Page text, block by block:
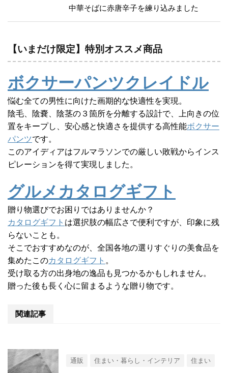
中華そばに赤唐辛子を練り込みました
【いまだけ限定】特別オススメ商品
ボクサーパンツクレイドル
悩む全ての男性に向けた画期的な快適性を実現。
陰毛、陰嚢、陰茎の３箇所を分離する設計で、上向きの位
置をキープし、安心感と快適さを提供する高性能ボクサー
パンツです。
このアイディアはフルマラソンでの厳しい敗戦からインス
ピレーションを得て実現しました。
グルメカタログギフト
贈り物選びでお困りではありませんか？
カタログギフト は選択肢の幅広さで便利ですが、印象に残
らないことも。
そこでおすすめなのが、全国各地の選りすぐりの美食品を
集めたこのカタログギフト 。
受け取る方の出身地の逸品も見つかるかもしれません。
贈った後も長く心に留まるような贈り物です。
関連記事
通販 住まい・暮らし・インテリア 住まい